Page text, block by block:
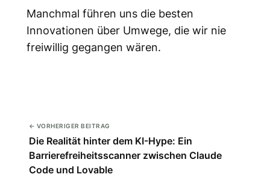
Manchmal führen uns die besten
Innovationen über Umwege, die wir nie
freiwillig gegangen wären.
← VORHERIGER BEITRAG
Die Realität hinter dem KI-Hype: Ein
Barrierefreiheitsscanner zwischen Claude
Code und Lovable